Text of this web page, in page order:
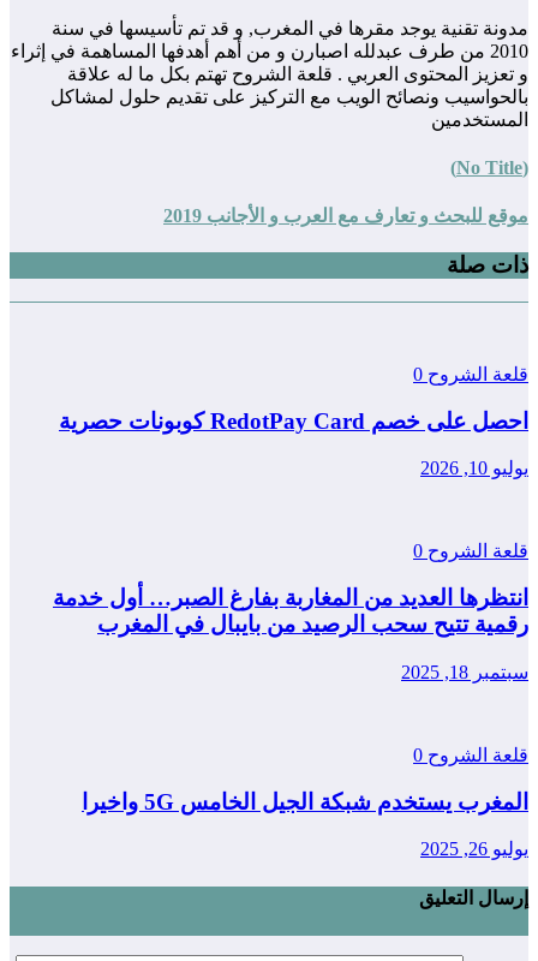
مدونة تقنية يوجد مقرها في المغرب, و قد تم تأسيسها في سنة
2010 من طرف عبدلله اصبارن و من أهم أهدفها المساهمة في إثراء
و تعزيز المحتوى العربي . قلعة الشروح تهتم بكل ما له علاقة
بالحواسيب ونصائح الويب مع التركيز على تقديم حلول لمشاكل
المستخدمين
(No Title)
موقع للبحث و تعارف مع العرب و الأجانب 2019
ذات صلة
قلعة الشروح 0
احصل على خصم RedotPay Card كوبونات حصرية
يوليو 10, 2026
قلعة الشروح 0
انتظرها العديد من المغاربة بفارغ الصبر… أول خدمة
رقمية تتيح سحب الرصيد من بايبال في المغرب
سبتمبر 18, 2025
قلعة الشروح 0
المغرب يستخدم شبكة الجيل الخامس 5G واخيرا
يوليو 26, 2025
إرسال التعليق